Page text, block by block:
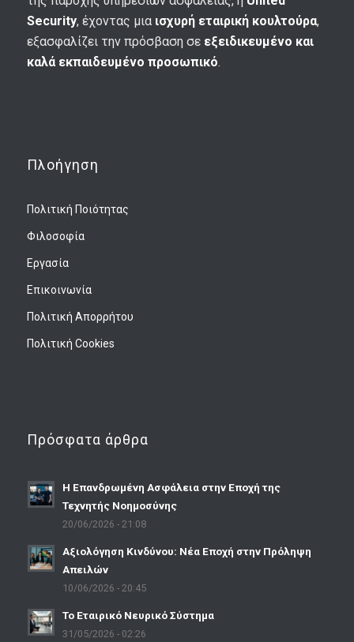
Security, έχοντας μια ισχυρή εταιρική κουλτούρα,
εξασφαλίζει την πρόσβαση σε εξειδικευμένο και
καλά εκπαιδευμένο προσωπικό.
Πλοήγηση
Πολιτική Ποιότητας
Φιλοσοφία
Εργασία
Επικοινωνία
Πολιτική Απορρήτου
Πολιτική Cookies
Πρόσφατα άρθρα
Η Επανδρωμένη Ασφάλεια στην Εποχή της
Τεχνητής Νοημοσύνης
20/06/2026 - 21:08
Αξιολόγηση Κινδύνου: Νέα Εποχή στην Πρόληψη
Απειλών
10/06/2026 - 20:45
Το Εταιρικό Νευρικό Σύστημα
31/05/2026 - 02:26